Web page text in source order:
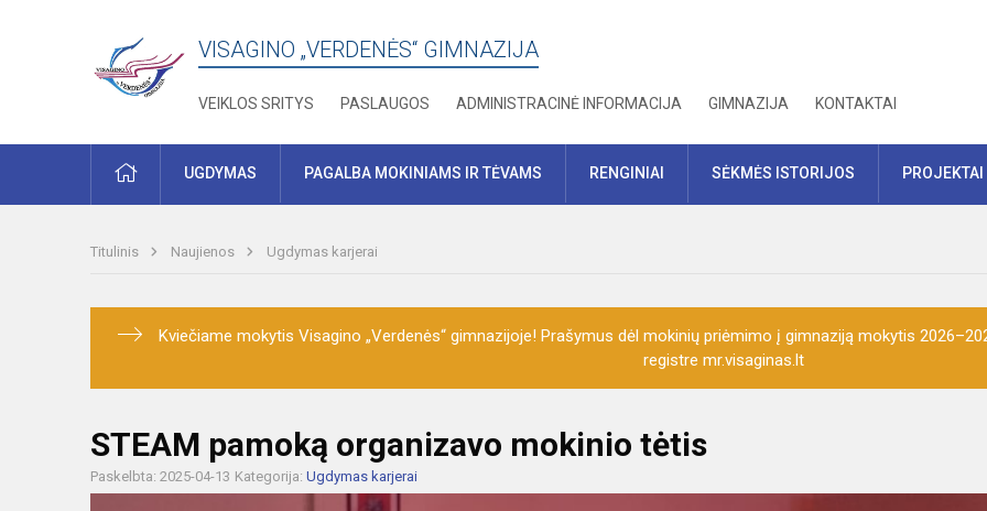
VISAGINO „VERDENĖS“ GIMNAZIJA
VEIKLOS SRITYS PASLAUGOS ADMINISTRACINĖ INFORMACIJA GIMNAZIJA KONTAKTAI
PRADŽIAUGDYMAS PAGALBA MOKINIAMS IR TĖVAMS RENGINIAI SĖKMĖS ISTORIJOS PROJEKTAI
Titulinis Naujienos Ugdymas karjerai
Kviečiame mokytis Visagino „Verdenės“ gimnazijoje! Prašymus dėl mokinių priėmimo į gimnaziją mokytis
registre mr.visaginas.lt
STEAM pamoką organizavo mokinio tėtis
Paskelbta: 2025-04-13 Kategorija: Ugdymas karjerai